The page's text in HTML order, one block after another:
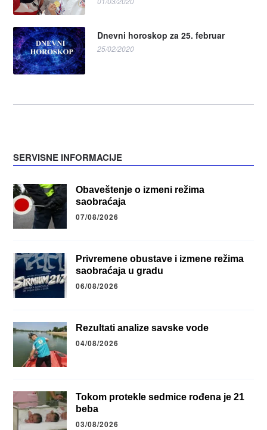
Dnevni horoskop za 25. februar
25/02/2020
SERVISNE INFORMACIJE
Obaveštenje o izmeni režima
saobraćaja
07/08/2026
Privremene obustave i izmene režima
saobraćaja u gradu
06/08/2026
Rezultati analize savske vode
04/08/2026
Tokom protekle sedmice rođena je 21
beba
03/08/2026